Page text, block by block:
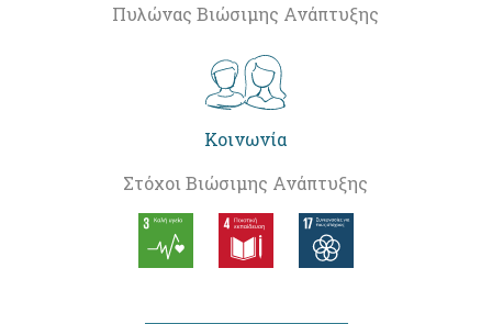
Πυλώνας Βιώσιμης Ανάπτυξης
Κοινωνία
Στόχοι Βιώσιμης Ανάπτυξης